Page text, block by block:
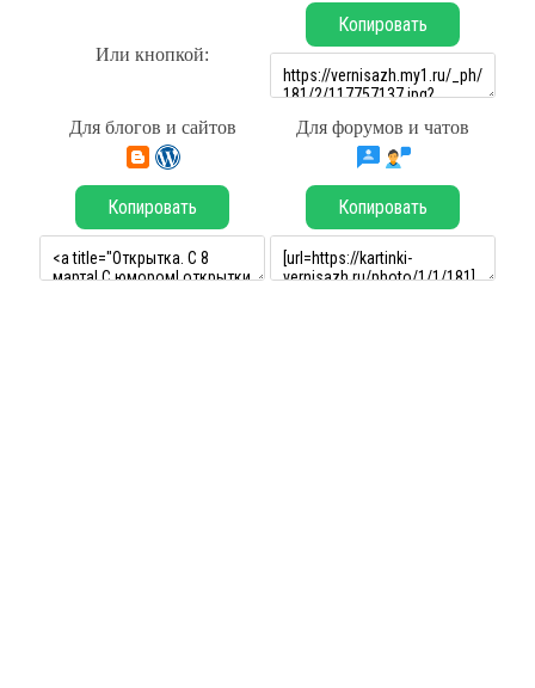
Или кнопкой:
Копировать
Для блогов и сайтов Для форумов и чатов
Копировать Копировать